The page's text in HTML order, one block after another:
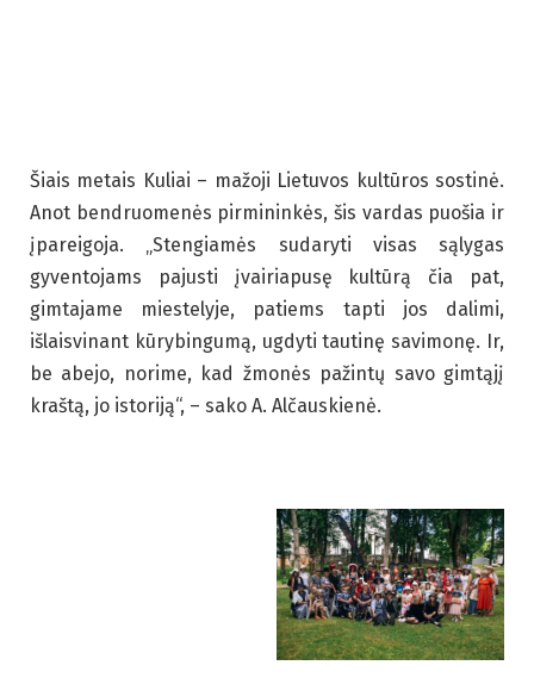
Šiais metais Kuliai – mažoji Lietuvos kultūros sostinė.
Anot bendruomenės pirmininkės, šis vardas puošia ir
įpareigoja. „Stengiamės sudaryti visas sąlygas
gyventojams pajusti įvairiapusę kultūrą čia pat,
gimtajame miestelyje, patiems tapti jos dalimi,
išlaisvinant kūrybingumą, ugdyti tautinę savimonę. Ir,
be abejo, norime, kad žmonės pažintų savo gimtąjį
kraštą, jo istoriją“, – sako A. Alčauskienė.